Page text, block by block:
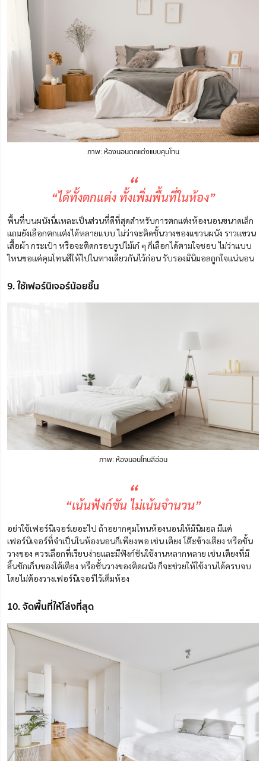
ภาพ: ห้องนอนตกแต่งแบบคุมโทน
“
“ได้ทั้งตกแต่ง ทั้งเพิ่มพื้นที่ในห้อง”
พื้นที่บนผนังนี่แหละเป็นส่วนที่ดีที่สุดสำหรับการตกแต่งห้องนอนขนาดเล็ก
แถมยังเลือกตกแต่งได้หลายแบบ ไม่ว่าจะติดชั้นวางของแขวนผนัง ราวแขวน
เสื้อผ้า กระเป๋า หรือจะติดกรอบรูปไม้เก๋ ๆ ก็เลือกได้ตามใจชอบ ไม่ว่าแบบ
ไหนขอแค่คุมโทนสีให้ไปในทางเดียวกันไว้ก่อน รับรองมินิมอลถูกใจแน่นอน
9. ใช้เฟอร์นิเจอร์น้อยชิ้น
ภาพ: ห้องนอนโทนสีอ่อน
“
“เน้นฟังก์ชัน ไม่เน้นจำนวน”
อย่าใช้เฟอร์นิเจอร์เยอะไป ถ้าอยากคุมโทนห้องนอนให้มินิมอล มีแค่
เฟอร์นิเจอร์ที่จำเป็นในห้องนอนก็เพียงพอ เช่น เตียง โต๊ะข้างเตียง หรือชั้น
วางของ ควรเลือกที่เรียบง่ายและมีฟังก์ชันใช้งานหลากหลาย เช่น เตียงที่มี
ลิ้นชักเก็บของใต้เตียง หรือชั้นวางของติดผนัง ก็จะช่วยให้ใช้งานได้ครบจบ
โดยไม่ต้องวางเฟอร์นิเจอร์ไว้เต็มห้อง
10. จัดพื้นที่ให้โล่งที่สุด